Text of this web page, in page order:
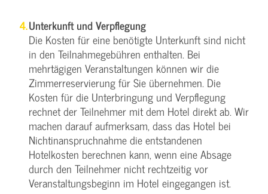
Unterkunft und Verpflegung
Die Kosten für eine benötigte Unterkunft sind nicht
in den Teilnahmegebühren enthalten. Bei
mehrtägigen Veranstaltungen können wir die
Zimmerreservierung für Sie übernehmen. Die
Kosten für die Unterbringung und Verpflegung
rechnet der Teilnehmer mit dem Hotel direkt ab. Wir
machen darauf aufmerksam, dass das Hotel bei
Nichtinanspruchnahme die entstandenen
Hotelkosten berechnen kann, wenn eine Absage
durch den Teilnehmer nicht rechtzeitig vor
Veranstaltungsbeginn im Hotel eingegangen ist.